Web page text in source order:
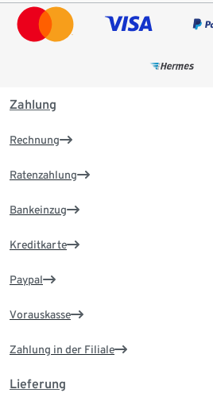
Zahlung
Rechnung
Ratenzahlung
Bankeinzug
Kreditkarte
Paypal
Vorauskasse
Zahlung in der Filiale
Lieferung